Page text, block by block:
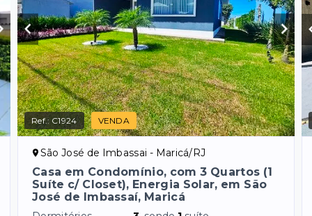
Ref.: C1924 VENDA
São José de Imbassai - Maricá/RJ
Casa em Condomínio, com 3 Quartos (1
Suíte c/ Closet), Energia Solar, em São
José de Imbassaí, Maricá